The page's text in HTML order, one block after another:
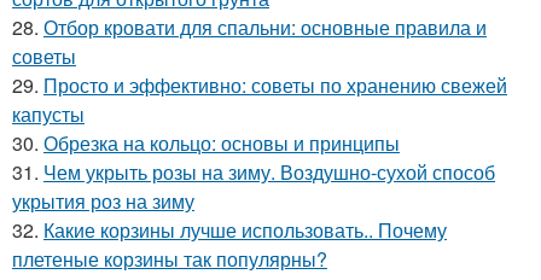
28. Отбор кровати для спальни: основные правила и
советы
29. Просто и эффективно: советы по хранению свежей
капусты
30. Обрезка на кольцо: основы и принципы
31. Чем укрыть розы на зиму. Воздушно-сухой способ
укрытия роз на зиму
32. Какие корзины лучше использовать.. Почему
плетеные корзины так популярны?